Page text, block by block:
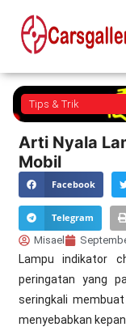
Tips & Trik
Arti Nyala
Mobil
Facebook
Telegram
Misael
Lampu indikator
peringatan yang
seringkali
menyebabkan